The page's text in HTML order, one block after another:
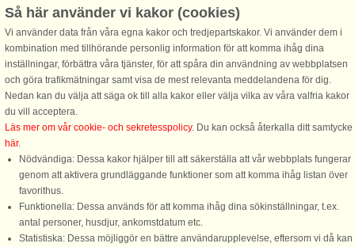
opholdsstue er perfekt til fælles
direkte ...
från 7.605 SEK
lejlighed er designet til at gøre din
ferie både afslappet ...
från 6.602 SEK
DanCenter A/S - Kronprinsensgade 3, 2. - 1114 København K - Danmark
Tel.: +45 70 13 00 00 - Fax.: +45 70 13 70 70 - Bank: Danske Bank/Stockholm
Så här använder vi kakor (cookies)
Vi använder data från våra egna kakor och tredjepartskakor. Vi använder dem i
kombination med tillhörande personlig information för att komma ihåg dina
inställningar, förbättra våra tjänster, för att spåra din användning av webbplatsen
och göra trafikmätningar samt visa de mest relevanta meddelandena för dig.
Nedan kan du välja att säga ok till alla kakor eller välja vilka av våra valfria kakor
du vill acceptera.
Läs mer om vår cookie- och sekretesspolicy. Du kan också återkalla ditt samtycke
här.
Nödvändiga: Dessa kakor hjälper till att säkerställa att vår webbplats fungerar
genom att aktivera grundläggande funktioner som att komma ihåg listan över
favorithus.
Funktionella: Dessa används för att komma ihåg dina sökinställningar, t.ex.
antal personer, husdjur, ankomstdatum etc.
Statistiska: Dessa möjliggör en bättre användarupplevelse, eftersom vi då kan